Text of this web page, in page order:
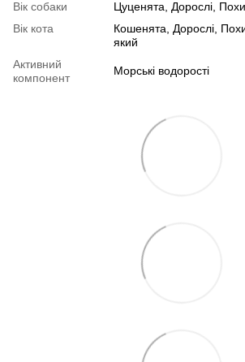
Вік собаки
Цуценята, Дорослі,
Вік кота
Кошенята, Дорослі,
який
Активний
компонент
Морські водорості